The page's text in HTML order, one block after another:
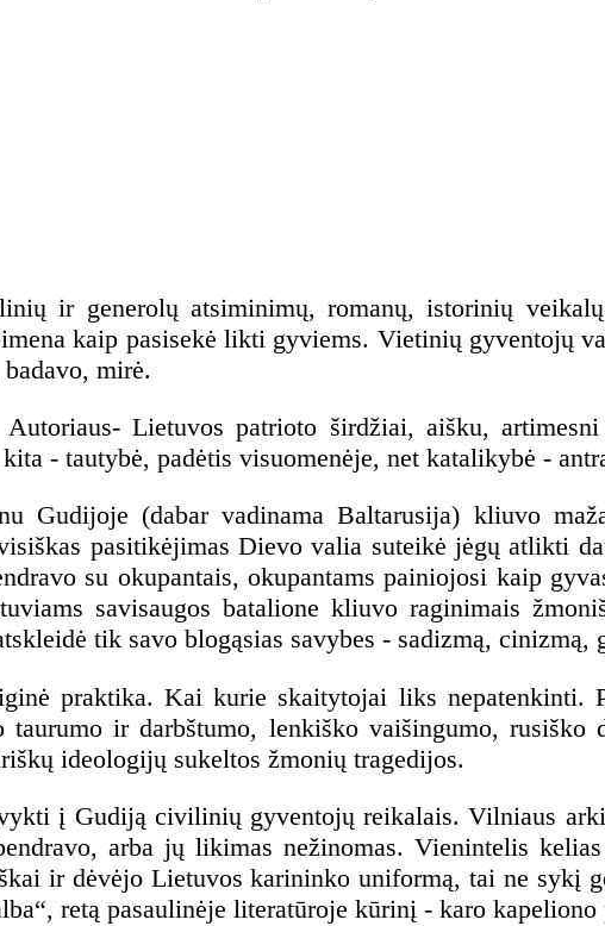
ir generolų atsiminimų, romanų, istorinių
kaip pasisekė likti gyviems. Vietinių gyventojų
mirė.
Lietuvos patrioto širdžiai, aišku,
- tautybė, padėtis visuomenėje, net katalikybė -
Gudijoje (dabar vadinama Baltarusija) kliuvo
pasitikėjimas Dievo valia suteikė jėgų atlikti
su okupantais, okupantams painiojosi kaip
savisaugos batalione kliuvo raginimais
tik savo blogąsias savybes - sadizmą, cinizmą,
praktika. Kai kurie skaitytojai liks nepatenkinti.
ir darbštumo, lenkiško vaišingumo, rusiško
ideologijų sukeltos žmonių tragedijos.
į Gudiją civilinių gyventojų reikalais. Vilniaus
arba jų likimas nežinomas. Vienintelis
ir dėvėjo Lietuvos karininko uniformą, tai ne sykį
retą pasaulinėje literatūroje kūrinį - karo